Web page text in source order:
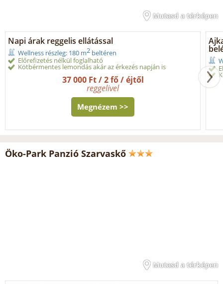
Mutasd a térképen
Napi árak reggelis ellátással
Wellness részleg: 180 m2 beltéren
Előrefizetés nélkül foglalható
Kötbérmentes lemondás akár az érkezés napján is
37 000 Ft / 2 fő / éjtől
reggelivel
Megnézem >>
Öko-Park Panzió Szarvaskő
Mutasd a térképen